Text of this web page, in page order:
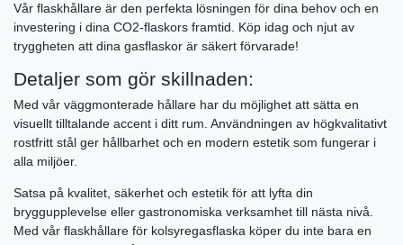
Vår flaskhållare är den perfekta lösningen för dina behov och en
investering i dina CO2-flaskors framtid. Köp idag och njut av
tryggheten att dina gasflaskor är säkert förvarade!
Detaljer som gör skillnaden:
Med vår väggmonterade hållare har du möjlighet att sätta en
visuellt tilltalande accent i ditt rum. Användningen av högkvalitativt
rostfritt stål ger hållbarhet och en modern estetik som fungerar i
alla miljöer.
Satsa på kvalitet, säkerhet och estetik för att lyfta din
bryggupplevelse eller gastronomiska verksamhet till nästa nivå.
Med vår flaskhållare för kolsyregasflaska köper du inte bara en